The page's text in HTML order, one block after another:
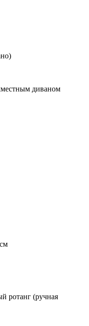
диваном
ротанг (ручная